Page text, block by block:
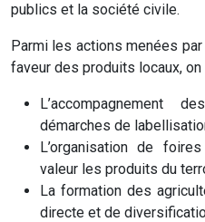
publics et la société civile.
Parmi les actions menées par
faveur des produits locaux, on
L’accompagnement
démarches de
L’organisation de
valeur les produits du
La formation des
directe et de